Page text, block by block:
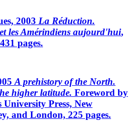
2003 La Réduction.
les Amérindiens aujourd'hui,
pages.
A prehistory of the North.
higher latitude. Foreword by
Press, New
and London, 225 pages.